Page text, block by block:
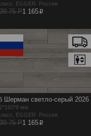
EGGER Россия
Р1 165p
Шерман светло-серый 2026
мм
EGGER Россия
Р1 165p